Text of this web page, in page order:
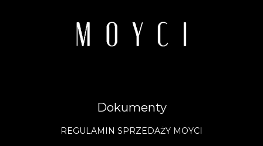
Dokumenty
REGULAMIN SPRZEDAŻY MOYCI